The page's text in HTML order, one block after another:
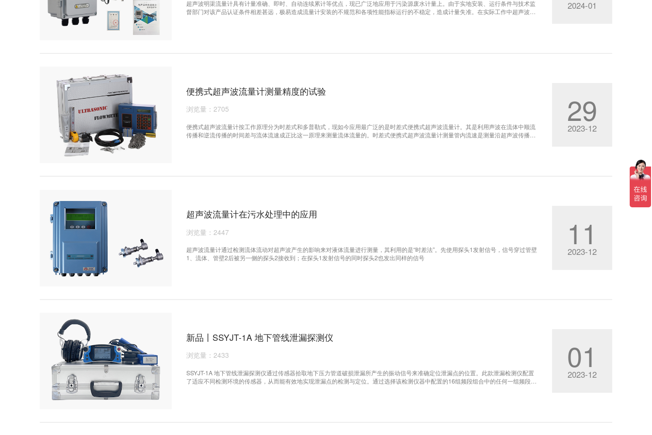
超声波明渠流量计具有计量准确、即时、自动连续累计等优点，现已广泛地应用于污染源废水计量上。由于实地安装、运行条件与技术监
督部门对该产品认证条件相差甚远，极易造成流量计安装的不规范和各项性能指标运行的不稳定，造成计量失准。在实际工作中超声波明
2024-01
便携式超声波流量计测量精度的试验
浏览量：2705
便携式超声波流量计按工作原理分为时差式和多普勒式，现如今应用最广泛的是时差式便携式超声波流量计。其是利用声波在流体中顺流
传播和逆流传播的时间差与流体流速成正比这一原理来测量流体流量的。时差式便携式超声波流量计测量管内流速是测量沿超声波传播途
29
2023-12
超声波流量计在污水处理中的应用
浏览量：2447
超声波流量计通过检测流体流动对超声波产生的影响来对液体流量进行测量，其利用的是“时差法”。先使用探头1发射信号，信号穿过管壁
1、流体、管壁2后被另一侧的探头2接收到；在探头1发射信号的同时探头2也发出同样的信号
11
2023-12
新品丨SSYJT-1A 地下管线泄漏探测仪
浏览量：2433
SSYJT-1A 地下管线泄漏探测仪通过传感器拾取地下压力管道破损泄漏所产生的振动信号来准确定位泄漏点的位置。此款泄漏检测仪配置
了适应不同检测环境的传感器，从而能有效地实现泄漏点的检测与定位。通过选择该检测仪器中配置的16组频段组合中的任何一组频段来
01
2023-12